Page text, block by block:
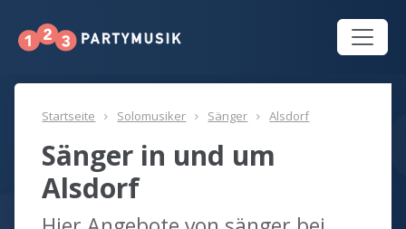
Startseite Solomusiker Sänger Alsdorf
Sänger in und um
Alsdorf